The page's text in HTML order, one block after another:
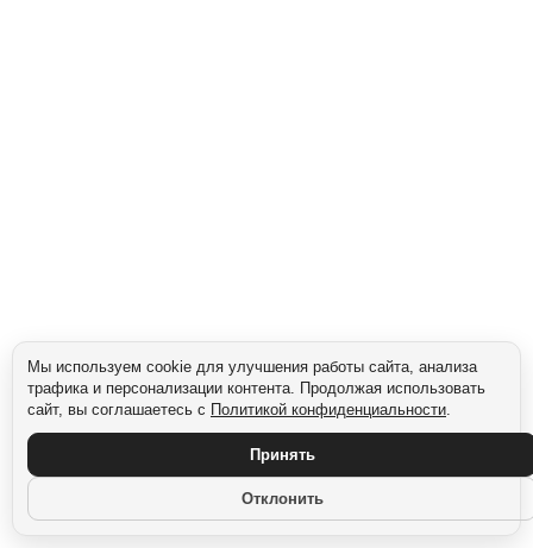
Мы используем cookie для улучшения работы сайта, анализа
трафика и персонализации контента. Продолжая использовать
сайт, вы соглашаетесь с
Политикой конфиденциальности.
Принять
Отклонить